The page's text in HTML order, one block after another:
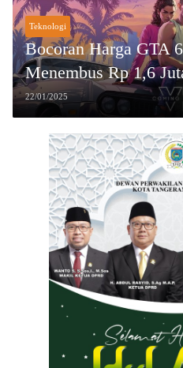
Teknologi
Bocoran Harga GTA
Menembus Rp 1,6
22/01/2025